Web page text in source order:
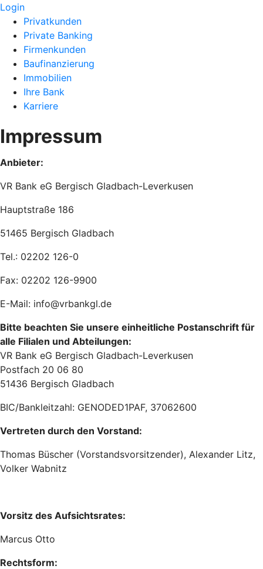
Login
Privatkunden
Private Banking
Firmenkunden
Baufinanzierung
Immobilien
Ihre Bank
Karriere
Impressum
Anbieter:
VR Bank eG Bergisch Gladbach-Leverkusen
Hauptstraße 186
51465 Bergisch Gladbach
Tel.: 02202 126-0
Fax: 02202 126-9900
E-Mail: info@vrbankgl.de
Bitte beachten Sie unsere einheitliche Postanschrift für
alle Filialen und Abteilungen:
VR Bank eG Bergisch Gladbach-Leverkusen
Postfach 20 06 80
51436 Bergisch Gladbach
BIC/Bankleitzahl: GENODED1PAF, 37062600
Vertreten durch den Vorstand:
Thomas Büscher (Vorstandsvorsitzender), Alexander Litz,
Volker Wabnitz
Vorsitz des Aufsichtsrates:
Marcus Otto
Rechtsform: